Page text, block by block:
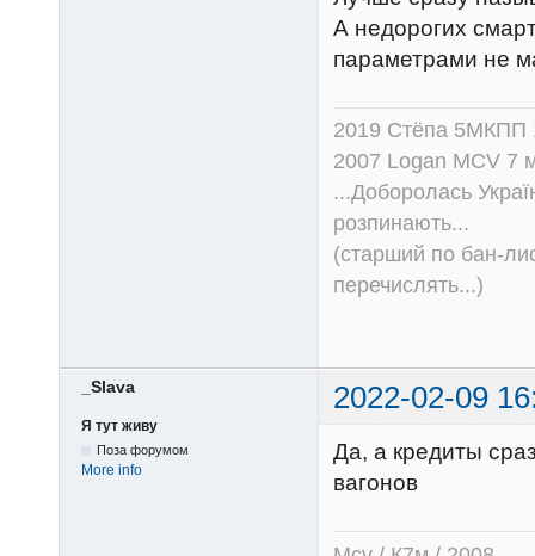
А недорогих
параметрами не
2019 Стёпа
2007 Logan MCV 7
...Доборолась
розпинають...
(старший по бан-
перечислять...)
_Slava 2022-02-09
Я тут живу
Поза форумом
More info
Да, а кредиты
вагонов